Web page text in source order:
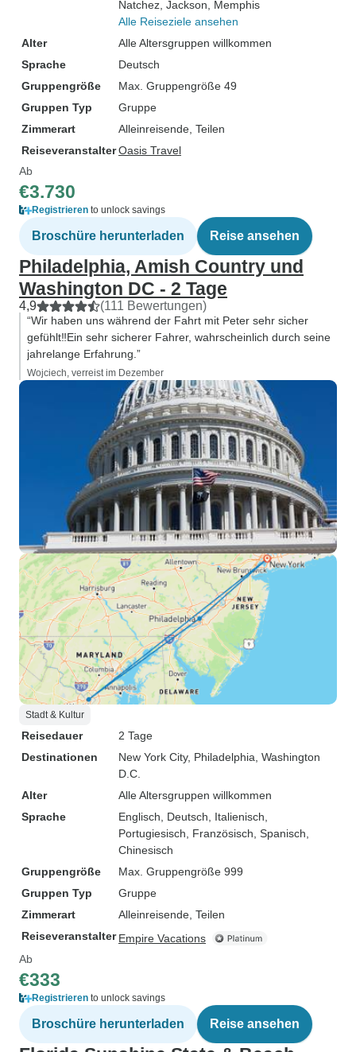
Natchez , Jackson , Memphis
Alle Reiseziele ansehen
Alter
Alle Altersgruppen willkommen
Sprache
Deutsch
Gruppengröße
Max. Gruppengröße 49
Gruppen Typ
Gruppe
Zimmerart
Alleinreisende, Teilen
ReiseveranstalterOasis Travel
Ab
€3.730
Registrieren to unlock savings
Broschüre herunterladen Reise ansehen
Philadelphia, Amish Country und
Washington DC - 2 Tage
4,9 (111 Bewertungen)
“Wir haben uns während der Fahrt mit Peter sehr sicher
gefühlt‼️Ein sehr sicherer Fahrer, wahrscheinlich durch seine
jahrelange Erfahrung.”
Wojciech, verreist im Dezember
Stadt & Kultur
Reisedauer
2 Tage
Destinationen
New York City, Philadelphia , Washington
D.C.
Alter
Alle Altersgruppen willkommen
Sprache
Englisch, Deutsch, Italienisch,
Portugiesisch, Französisch, Spanisch,
Chinesisch
Gruppengröße
Max. Gruppengröße 999
Gruppen Typ
Gruppe
Zimmerart
Alleinreisende, Teilen
Reiseveranstalter Empire Vacations
Ab
€333
Registrieren to unlock savings
Broschüre herunterladen Reise ansehen